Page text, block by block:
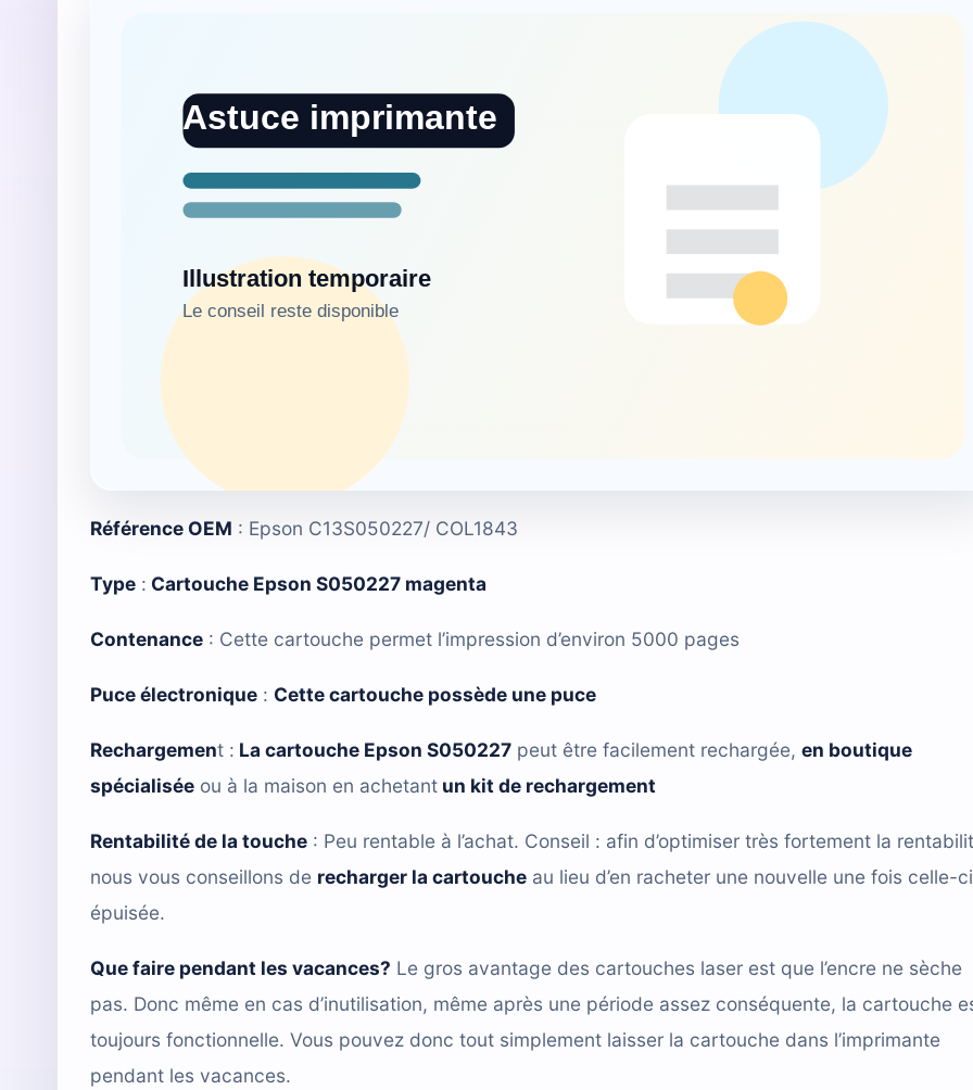
Référence OEM : Epson C13S050227/ COL1843
Type : Cartouche Epson S050227 magenta
Contenance : Cette cartouche permet l’impression d’environ 5000 pages
Puce électronique : Cette cartouche possède une puce
Rechargement : La cartouche Epson S050227 peut être facilement rechargée, en boutique
spécialisée ou à la maison en achetant un kit de rechargement
Rentabilité de la touche : Peu rentable à l’achat. Conseil : afin d’optimiser très fortement la
nous vous conseillons de recharger la cartouche au lieu d’en racheter une nouvelle une fois celle-ci
épuisée.
Que faire pendant les vacances? Le gros avantage des cartouches laser est que l’encre ne sèche
pas. Donc même en cas d’inutilisation, même après une période assez conséquente, la cartouche
toujours fonctionnelle. Vous pouvez donc tout simplement laisser la cartouche dans l’imprimante
pendant les vacances.